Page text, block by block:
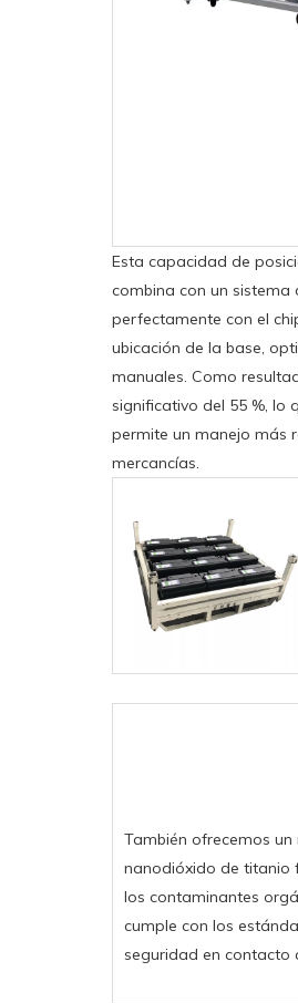
Esta capacidad de
combina con un sistema
perfectamente con el
ubicación de la base,
manuales. Como
significativo del 55 %, lo
permite un manejo más
mercancías.
También ofrecemos
nanodióxido de titanio
los contaminantes
cumple con los
seguridad en contacto